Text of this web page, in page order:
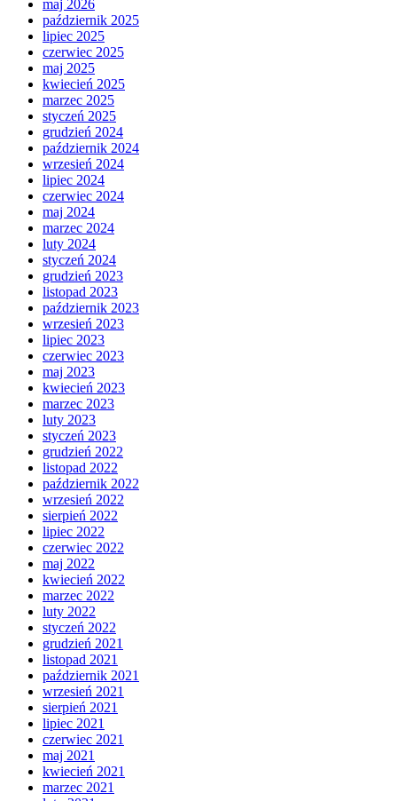
maj 2026
październik 2025
lipiec 2025
czerwiec 2025
maj 2025
kwiecień 2025
marzec 2025
styczeń 2025
grudzień 2024
październik 2024
wrzesień 2024
lipiec 2024
czerwiec 2024
maj 2024
marzec 2024
luty 2024
styczeń 2024
grudzień 2023
listopad 2023
październik 2023
wrzesień 2023
lipiec 2023
czerwiec 2023
maj 2023
kwiecień 2023
marzec 2023
luty 2023
styczeń 2023
grudzień 2022
listopad 2022
październik 2022
wrzesień 2022
sierpień 2022
lipiec 2022
czerwiec 2022
maj 2022
kwiecień 2022
marzec 2022
luty 2022
styczeń 2022
grudzień 2021
listopad 2021
październik 2021
wrzesień 2021
sierpień 2021
lipiec 2021
czerwiec 2021
maj 2021
kwiecień 2021
marzec 2021